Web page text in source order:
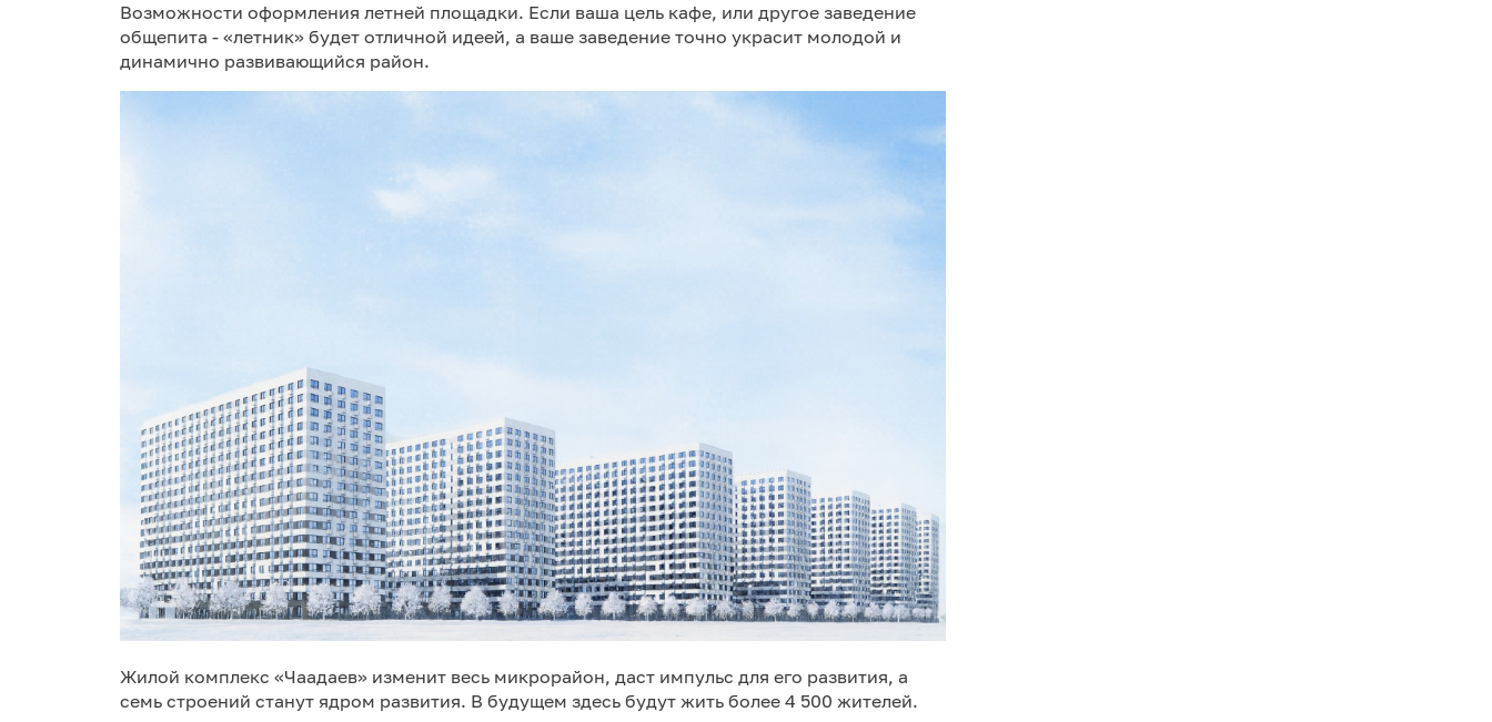
Возможности оформления летней площадки. Если ваша цель кафе, или другое заведение
общепита - «летник» будет отличной идеей, а ваше заведение точно украсит молодой и
динамично развивающийся район.
Жилой комплекс «Чаадаев» изменит весь микрорайон, даст импульс для его развития, а
семь строений станут ядром развития. В будущем здесь будут жить более 4 500 жителей.